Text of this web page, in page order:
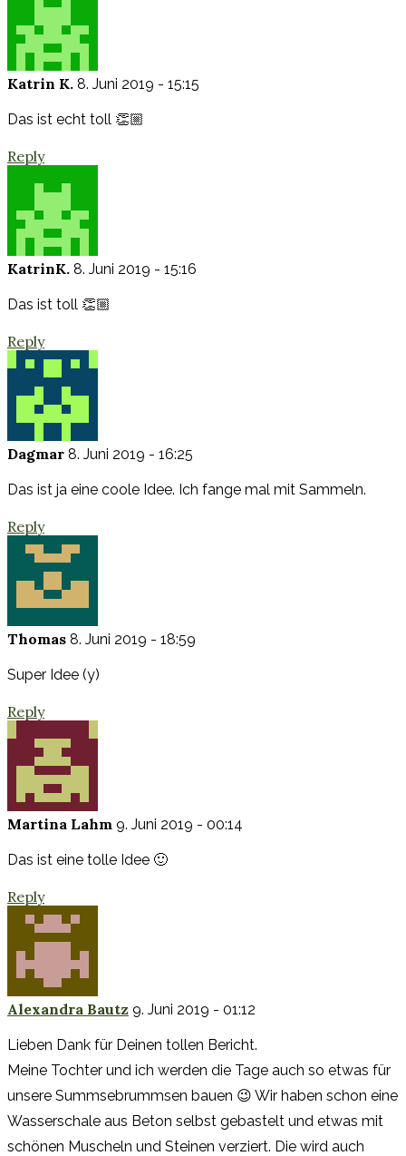
Katrin K. 8. Juni 2019 - 15:15
Das ist echt toll 👏🏼
Reply
KatrinK. 8. Juni 2019 - 15:16
Das ist toll 👏🏼
Reply
Dagmar 8. Juni 2019 - 16:25
Das ist ja eine coole Idee. Ich fange mal mit Sammeln.
Reply
Thomas 8. Juni 2019 - 18:59
Super Idee (y)
Reply
Martina Lahm 9. Juni 2019 - 00:14
Das ist eine tolle Idee 🙂
Reply
Alexandra Bautz 9. Juni 2019 - 01:12
Lieben Dank für Deinen tollen Bericht.
Meine Tochter und ich werden die Tage auch so etwas für
unsere Summsebrummsen bauen 😉 Wir haben schon eine
Wasserschale aus Beton selbst gebastelt und etwas mit
schönen Muscheln und Steinen verziert. Die wird auch